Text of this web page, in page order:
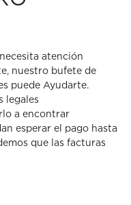
atención
nuestro bufete de
puede Ayudarte.
legales
a encontrar
esperar el pago hasta
que las facturas